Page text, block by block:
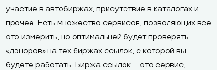
участие в автобиржах, присутствие в каталогах и
прочее. Есть множество сервисов, позволяющих все
это измерить, но оптимальней будет проверять
«доноров» на тех биржах ссылок, с которой вы
будете работать. Биржа ссылок – это сервис,